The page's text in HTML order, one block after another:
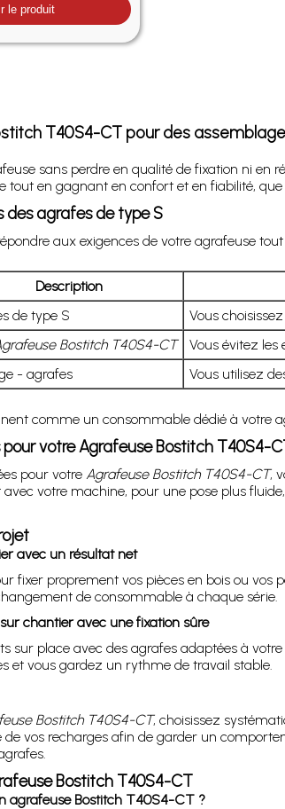
le produit
T40S4-CT pour des
sans perdre en qualité de fixation ni en
tout en gagnant en confort et en fiabilité,
agrafes de type S
aux exigences de votre agrafeuse
Description
de type S
Vous
Bostitch T40S4-CT
Vous évitez les
- agrafes Vous utilisez
comme un consommable dédié à votre
votre Agrafeuse Bostitch T40S4-
pour votre Agrafeuse Bostitch T40S4-CT,
votre machine, pour une pose plus
avec un résultat net
fixer proprement vos pièces en bois ou
de consommable à chaque série.
chantier avec une fixation sûre
sur place avec des agrafes adaptées à
et vous gardez un rythme de travail stable.
Bostitch T40S4-CT, choisissez
de vos recharges afin de garder un
Bostitch T40S4-CT
agrafeuse Bostitch T40S4-CT ?